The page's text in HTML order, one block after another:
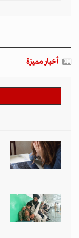
أخبار مميزة